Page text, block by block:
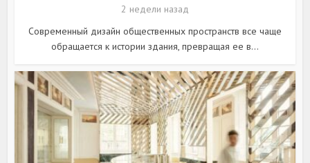
2 недели назад
Современный дизайн общественных пространств все чаще
обращается к истории здания, превращая ее в...